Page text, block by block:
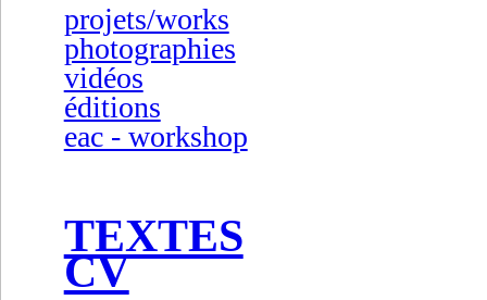
projets/works
photographies
vidéos
éditions
eac - workshop
TEXTES
CV